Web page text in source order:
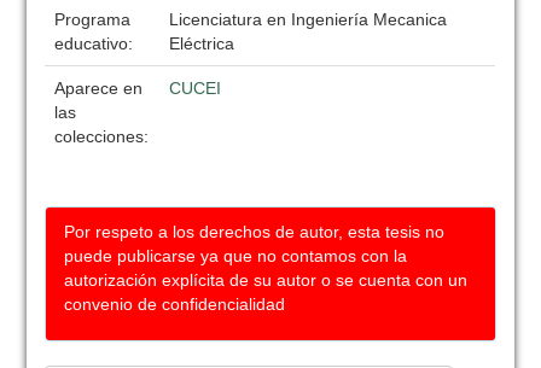
Programa
educativo:
Licenciatura en Ingeniería Mecanica
Eléctrica
Aparece en
las
colecciones:
CUCEI
Por respeto a los derechos de autor, esta tesis no
puede publicarse ya que no contamos con la
autorización explícita de su autor o se cuenta con un
convenio de confidencialidad